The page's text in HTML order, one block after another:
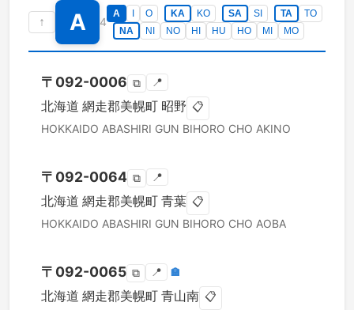
↑ A 4
A O KA KO SA SI TA
TO
NA
NI NO HI HU HO MI MO
〒 092-0006 ⧉ 📍
北海道 網走郡美幌町 昭野 📋
HOKKAIDO ABASHIRI GUN BIHORO CHO AKINO
〒 092-0064 ⧉ 📍
北海道 網走郡美幌町 青葉 📋
HOKKAIDO ABASHIRI GUN BIHORO CHO AOBA
〒 092-0065 ⧉ 📍 🏣
北海道 網走郡美幌町 青山南 📋